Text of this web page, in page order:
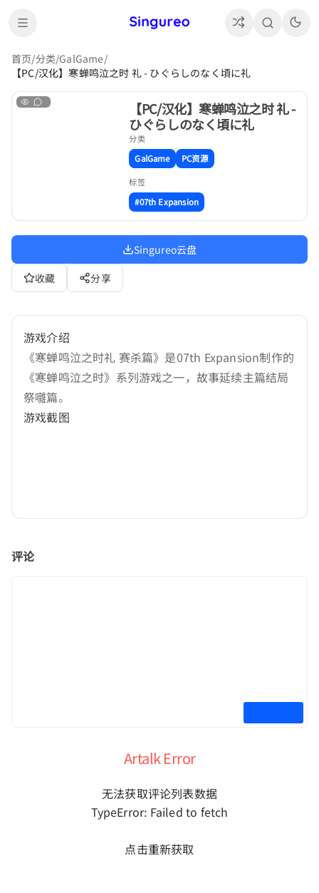
首页/分类/GalGame/
【PC/汉化】寒蝉鸣泣之时 礼 - ひぐらしのなく頃に礼
【PC/汉化】寒蝉鸣泣之时 礼 -
ひぐらしのなく頃に礼
分类
GalGame
PC资源
标签
#07th Expansion
Singureo云盘
收藏
分享
游戏介绍
《寒蝉鸣泣之时礼 赛杀篇》是07th Expansion制作的
《寒蝉鸣泣之时》系列游戏之一，故事延续主篇结局
祭囃篇。
游戏截图
评论
Artalk Error
无法获取评论列表数据
TypeError: Failed to fetch
点击重新获取